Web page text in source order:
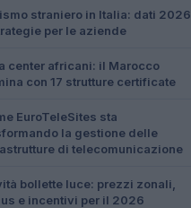
straniero in Italia: dati 2026
per le aziende
center africani: il Marocco
con 17 strutture certificate
EuroTeleSites sta
la gestione delle
di telecomunicazione
bollette luce: prezzi zonali,
e incentivi per il 2026